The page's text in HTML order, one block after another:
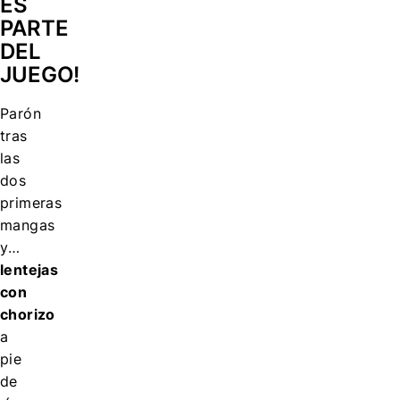
PARTE
DEL
JUEGO!
Parón
tras
las
dos
primeras
mangas
y…
lentejas
con
chorizo
a
pie
de